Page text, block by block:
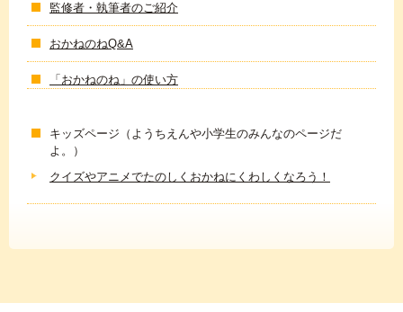
監修者・執筆者のご紹介
おかねのねQ&A
「おかねのね」の使い方
キッズページ（ようちえんや小学生のみんなのページだ
よ。）
クイズやアニメでたのしくおかねにくわしくなろう！